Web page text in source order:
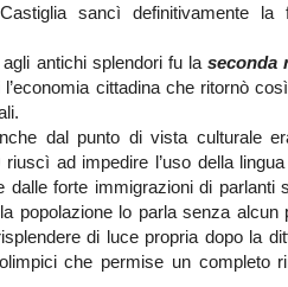
sancì definitivamente la
antichi splendori fu laseconda
l’economia cittadina che ritornò
dal punto di vista culturale
riuscì ad impedire l’uso della
forte immigrazioni di parlanti
popolazione lo parla senza alcun
di luce propria dopo la
che permise un completo